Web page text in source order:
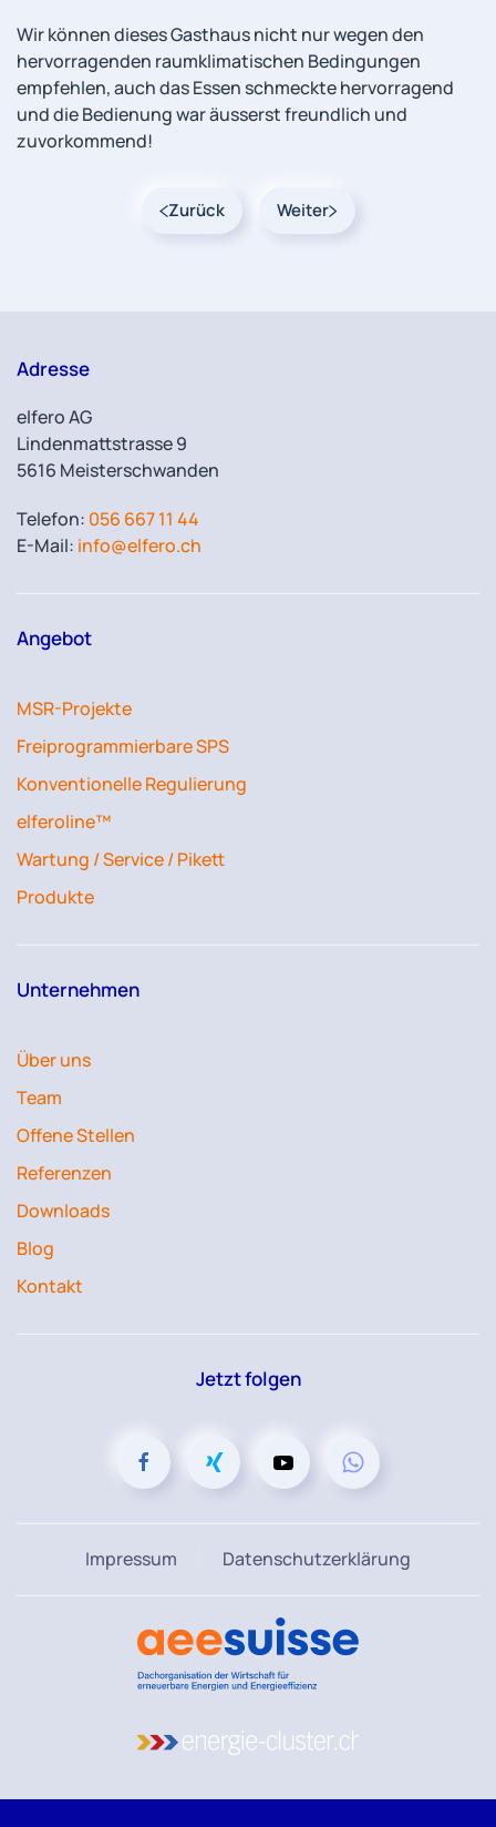
Wir können dieses Gasthaus nicht nur wegen den
hervorragenden raumklimatischen Bedingungen
empfehlen, auch das Essen schmeckte hervorragend
und die Bedienung war äusserst freundlich und
zuvorkommend!
Zurück Weiter
Adresse
elfero AG
Lindenmattstrasse 9
5616 Meisterschwanden
Telefon: 056 667 11 44
E-Mail: info@elfero.ch
Angebot
MSR-Projekte
Freiprogrammierbare SPS
Konventionelle Regulierung
elferoline™
Wartung / Service / Pikett
Produkte
Unternehmen
Über uns
Team
Offene Stellen
Referenzen
Downloads
Blog
Kontakt
Jetzt folgen
Impressum Datenschutzerklärung